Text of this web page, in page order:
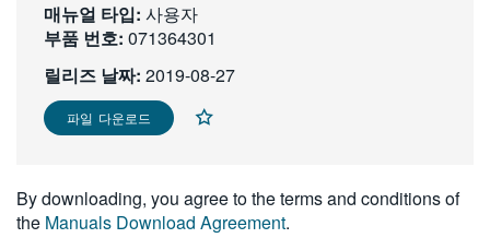
매뉴얼 타입: 사용자
부품 번호: 071364301
릴리즈 날짜: 2019-08-27
파일 다운로드
By downloading, you agree to the terms and conditions of
the Manuals Download Agreement.